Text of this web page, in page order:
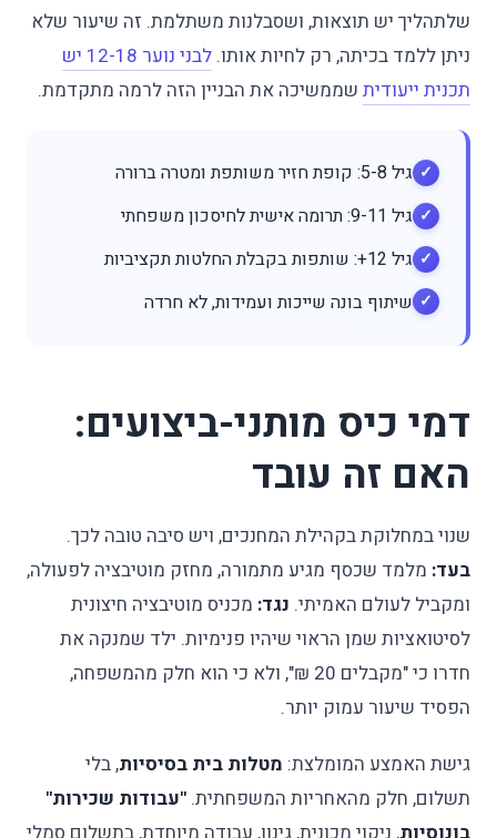
שלתהליך יש תוצאות, ושסבלנות משתלמת. זה שיעור שלא
ניתן ללמד בכיתה, רק לחיות אותו.
לבני נוער 12-18 יש
תכנית ייעודית שממשיכה את הבניין הזה לרמה מתקדמת.
גיל 5-8: קופת חזיר משותפת ומטרה ברורה
גיל 9-11: תרומה אישית לחיסכון משפחתי
גיל 12+: שותפות בקבלת החלטות תקציביות
שיתוף בונה שייכות ועמידות, לא חרדה
דמי כיס מותני-ביצועים:
האם זה עובד
שנוי במחלוקת בקהילת המחנכים, ויש סיבה טובה לכך.
בעד: מלמד שכסף מגיע מתמורה, מחזק מוטיבציה לפעולה,
ומקביל לעולם האמיתי. נגד: מכניס מוטיבציה חיצונית
לסיטואציות שמן הראוי שיהיו פנימיות. ילד שמנקה את
חדרו כי "מקבלים 20 ₪", ולא כי הוא חלק מהמשפחה,
הפסיד שיעור עמוק יותר.
גישת האמצע המומלצת: מטלות בית בסיסיות, בלי
תשלום, חלק מהאחריות המשפחתית. "עבודות שכירות"